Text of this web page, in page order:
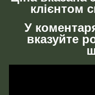
клієнтом
У
вказуйте